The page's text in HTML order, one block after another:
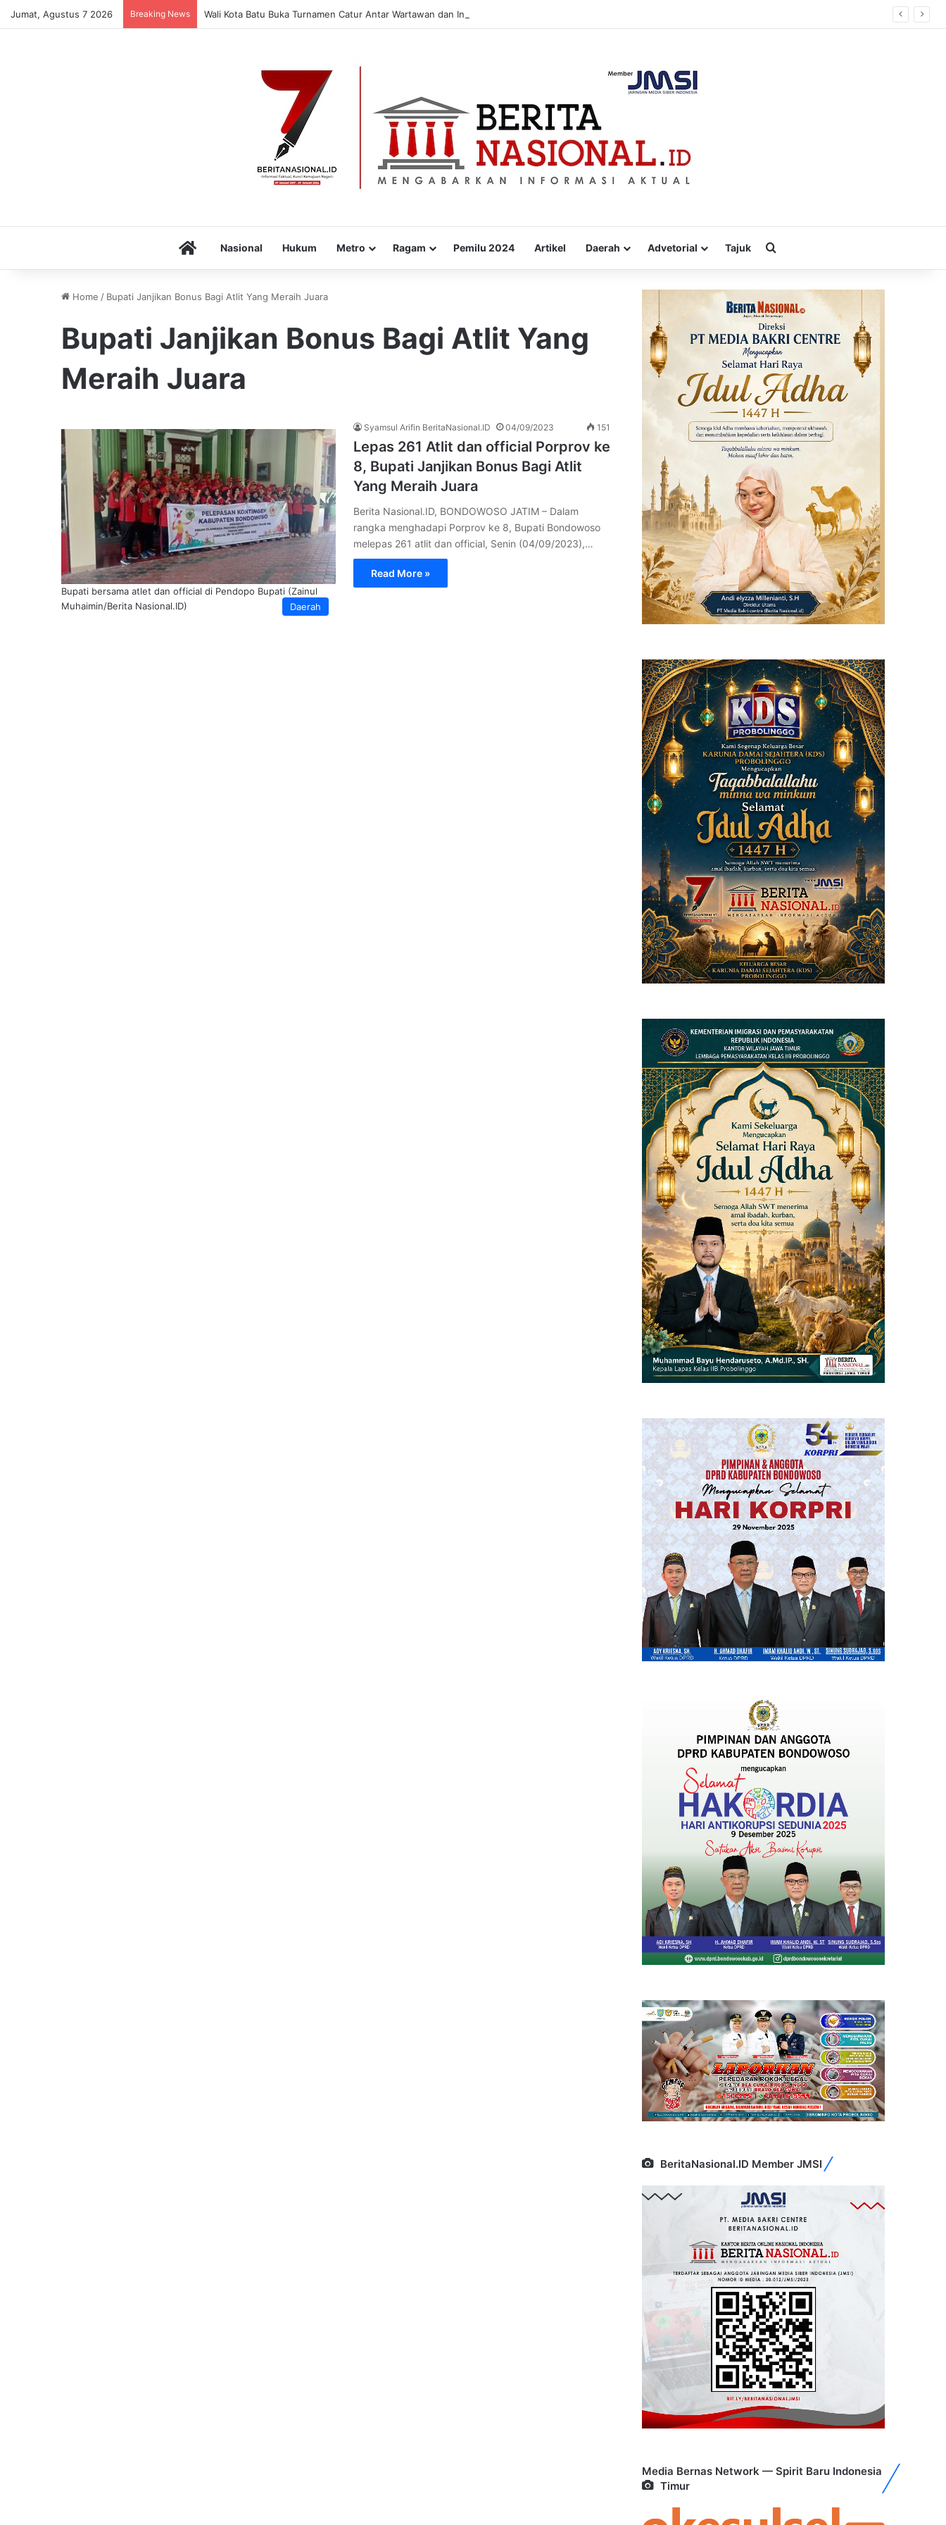
Jumat, Agustus 7 2026 Breaking News Wali Kota Batu Buka Turnamen Catur Antar Wartawan dan Instansi
HomeNasional Hukum Metro Ragam Pemilu 2024 Artikel Daerah Advetorial Tajuk
Home / Bupati Janjikan Bonus Bagi Atlit Yang Meraih Juara
Bupati Janjikan Bonus Bagi Atlit Yang
Meraih Juara
Daerah
Bupati bersama atlet dan official di Pendopo Bupati (Zainul
Muhaimin/Berita Nasional.ID)
Syamsul Arifin BeritaNasional.ID 04/09/2023 151
Lepas 261 Atlit dan official Porprov ke
8, Bupati Janjikan Bonus Bagi Atlit
Yang Meraih Juara
Berita Nasional.ID, BONDOWOSO JATIM – Dalam
rangka menghadapi Porprov ke 8, Bupati Bondowoso
melepas 261 atlit dan official, Senin (04/09/2023),…
Read More »
BeritaNasional.ID Member JMSI
Media Bernas Network — Spirit Baru Indonesia
Timur